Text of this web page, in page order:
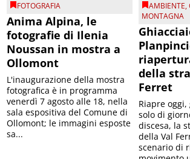
FOTOGRAFIA
Anima Alpina, le
fotografie di Ilenia
Noussan in mostra a
Ollomont
L'inaugurazione della mostra
fotografica è in programma
venerdì 7 agosto alle 18, nella
sala espositiva del Comune di
Ollomont; le immagini esposte
sa...
AMBIENTE,
MONTAGNA
della
Ferret
Riapre oggi,
solo di
discesa, la
della Val
scenario di